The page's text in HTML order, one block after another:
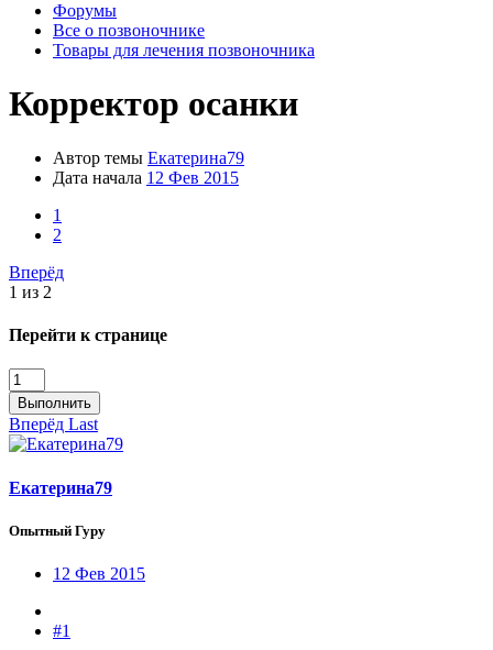
Форумы
Все о позвоночнике
Товары для лечения позвоночника
Корректор осанки
Автор темы Екатерина79
Дата начала 12 Фев 2015
1
2
Вперёд
1 из 2
Перейти к странице
Выполнить
Вперёд Last
Екатерина79
Опытный Гуру
12 Фев 2015
#1